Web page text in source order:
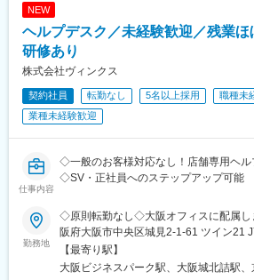
田駅、若葉駅、幸手駅、一本松駅(埼玉
水戸駅、工機前駅、日立駅、中菅谷駅、
駅、笠間駅、つくば駅、土浦駅、石岡駅
駅、牛久駅、竜ケ崎駅、みらい平駅、
駅、桜島駅、阿波座駅、朝潮橋駅、津守
橋駅、福駅、だいどう豊里駅、今里駅(
駅、鴫野駅、東天下茶屋駅、沢ノ町駅、
(阪急線)、堺筋本町駅、堺駅、深井駅、
新金岡駅、北野田駅、萩原天神駅、池田
駅、交野市駅、寝屋川市駅、土居駅(大
荒本駅、近鉄八尾駅、安堂駅、和泉府
立花駅、西宮駅、芦屋駅(阪神線)、伊丹
西能勢口駅、二条駅、貴船口駅、今出川
駅、五条駅(京都市営)、上鳥羽口駅、日
NEW
ヘルプデスク／未経験歓迎／残業
研修あり
株式会社ヴィンクス
契約社員 転勤なし 5名以上採用
職種未
業種未経験歓迎
仕事内容
◇一般のお客様対応なし！店舗専用ヘル
◇SV・正社員へのステップアップ可能
勤務地
◇原則転勤なし◇大阪オフィスに配属し
阪
【最寄り駅】
大阪ビジネスパーク駅、大阪城北詰駅